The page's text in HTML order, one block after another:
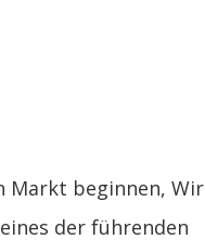
Markt beginnen, Wir
der führenden